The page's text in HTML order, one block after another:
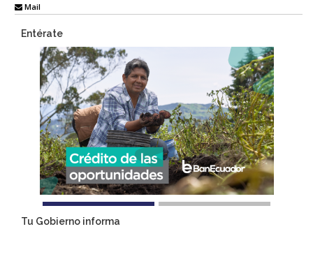
Mail
Entérate
Tu Gobierno informa